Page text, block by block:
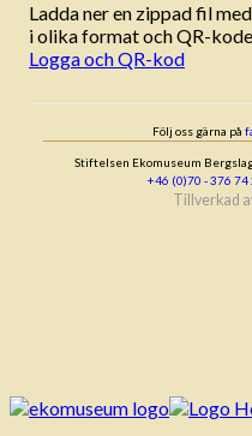
Ladda ner en zippad fil
i olika format och QR-
Logga och QR-kod
Följ oss gärna på
Stiftelsen Ekomuseum
+46 (0)70 - 376 74
Tillverkad